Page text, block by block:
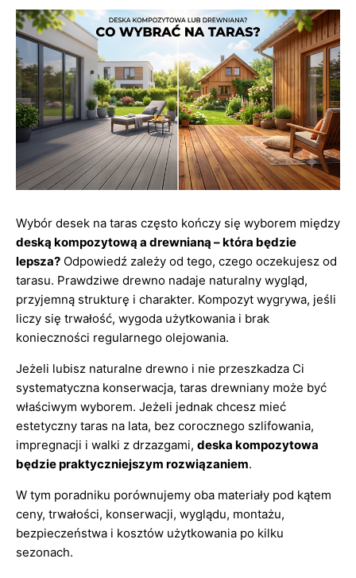
Wybór desek na taras często kończy się wyborem między
deską kompozytową a drewnianą – która będzie
lepsza? Odpowiedź zależy od tego, czego oczekujesz od
tarasu. Prawdziwe drewno nadaje naturalny wygląd,
przyjemną strukturę i charakter. Kompozyt wygrywa, jeśli
liczy się trwałość, wygoda użytkowania i brak
konieczności regularnego olejowania.
Jeżeli lubisz naturalne drewno i nie przeszkadza Ci
systematyczna konserwacja, taras drewniany może być
właściwym wyborem. Jeżeli jednak chcesz mieć
estetyczny taras na lata, bez corocznego szlifowania,
impregnacji i walki z drzazgami, deska kompozytowa
będzie praktyczniejszym rozwiązaniem.
W tym poradniku porównujemy oba materiały pod kątem
ceny, trwałości, konserwacji, wyglądu, montażu,
bezpieczeństwa i kosztów użytkowania po kilku
sezonach.